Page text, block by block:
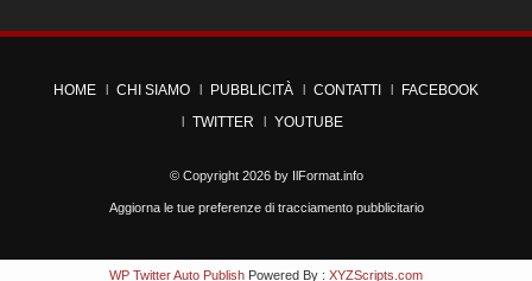
HOME CHI SIAMO PUBBLICITÀ CONTATTI
FACEBOOK
TWITTER
YOUTUBE
© Copyright 2026 by IlFormat.info
Aggiorna le tue preferenze di tracciamento pubblicitario
WP Twitter Auto Publish Powered By : XYZScripts.com